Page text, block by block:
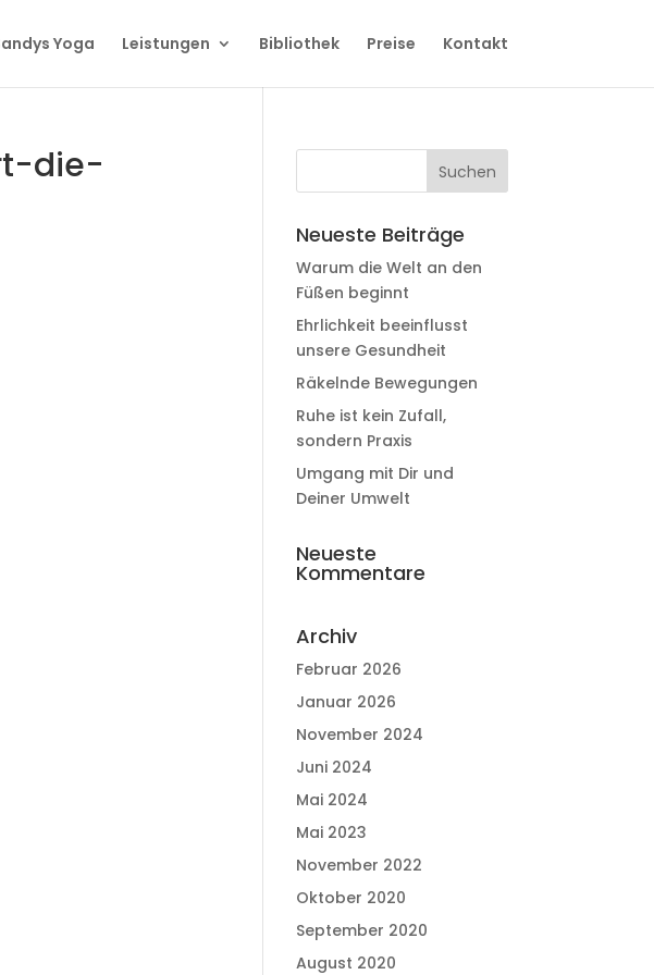
Yoga Leistungen Bibliothek Preise Kontakt
die-
Neueste Beiträge
Warum die Welt an den
Füßen beginnt
Ehrlichkeit beeinflusst
unsere Gesundheit
Räkelnde Bewegungen
Ruhe ist kein Zufall,
sondern Praxis
Umgang mit Dir und
Deiner Umwelt
Neueste
Kommentare
Archiv
Februar 2026
Januar 2026
November 2024
Juni 2024
Mai 2024
Mai 2023
November 2022
Oktober 2020
September 2020
August 2020